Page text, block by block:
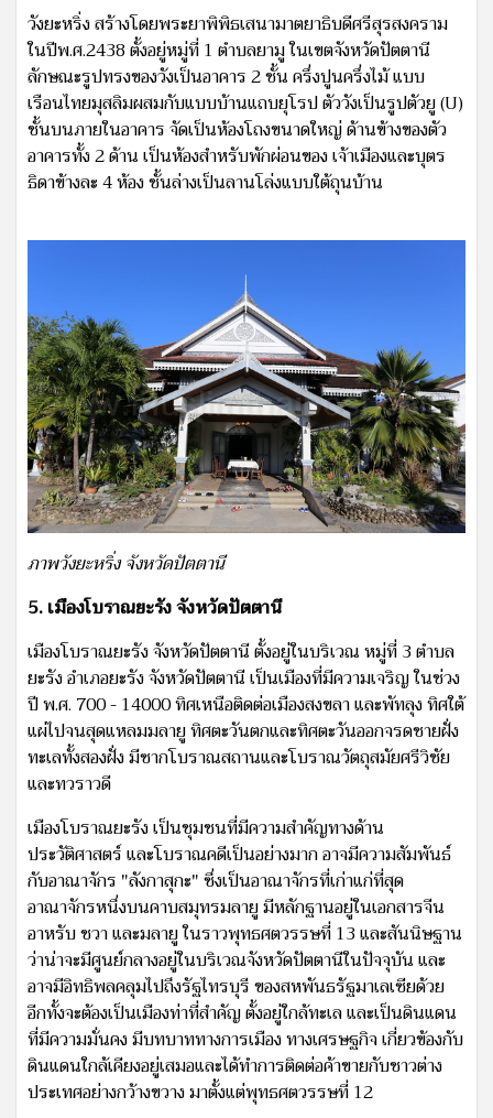
วังยะหริ่ง สร้างโดยพระยาพิพิธเสนามาตยาธิบดีศรีสุรสงคราม
ในปีพ.ศ.2438 ตั้งอยู่หมู่ที่ 1 ตำบลยามู ในเขตจังหวัดปัตตานี
ลักษณะรูปทรงของวังเป็นอาคาร 2 ชั้น ครึ่งปูนครึ่งไม้ แบบ
เรือนไทยมุสลิมผสมกับแบบบ้านแถบยุโรป ตัววังเป็นรูปตัวยู (U)
ชั้นบนภายในอาคาร จัดเป็นห้องโถงขนาดใหญ่ ด้านข้างของตัว
อาคารทั้ง 2 ด้าน เป็นห้องสำหรับพักผ่อนของ เจ้าเมืองและบุตร
ธิดาข้างละ 4 ห้อง ชั้นล่างเป็นลานโล่งแบบใต้ถุนบ้าน
ภาพวังยะหริ่ง จังหวัดปัตตานี
5. เมืองโบราณยะรัง จังหวัดปัตตานี
เมืองโบราณยะรัง จังหวัดปัตตานี ตั้งอยู่ในบริเวณ หมู่ที่ 3 ตำบล
ยะรัง อำเภอยะรัง จังหวัดปัตตานี เป็นเมืองที่มีความเจริญ ในช่วง
ปี พ.ศ. 700 - 14000 ทิศเหนือติดต่อเมืองสงขลา และพัทลุง ทิศใต้
แผ่ไปจนสุดแหลมมลายู ทิศตะวันตกและทิศตะวันออกจรดชายฝั่ง
ทะเลทั้งสองฝั่ง มีซากโบราณสถานและโบราณวัตถุสมัยศรีวิชัย
และทวราวดี
เมืองโบราณยะรัง เป็นชุมชนที่มีความสำคัญทางด้าน
ประวัติศาสตร์ และโบราณคดีเป็นอย่างมาก อาจมีความสัมพันธ์
กับอาณาจักร "ลังกาสุกะ" ซึ่งเป็นอาณาจักรที่เก่าแก่ที่สุด
อาณาจักรหนึ่งบนคาบสมุทรมลายู มีหลักฐานอยู่ในเอกสารจีน
อาหรับ ชวา และมลายู ในราวพุทธศตวรรษที่ 13 และสันนิษฐาน
ว่าน่าจะมีศูนย์กลางอยู่ในบริเวณจังหวัดปัตตานีในปัจจุบัน และ
อาจมีอิทธิพลคลุมไปถึงรัฐไทรบุรี ของสหพันธรัฐมาเลเซียด้วย
อีกทั้งจะต้องเป็นเมืองท่าที่สำคัญ ตั้งอยู่ใกล้ทะเล และเป็นดินแดน
ที่มีความมั่นคง มีบทบาททางการเมือง ทางเศรษฐกิจ เกี่ยวข้องกับ
ดินแดนใกล้เคียงอยู่เสมอและได้ทำการติดต่อค้าขายกับชาวต่าง
ประเทศอย่างกว้างขวาง มาตั้งแต่พุทธศตวรรษที่ 12